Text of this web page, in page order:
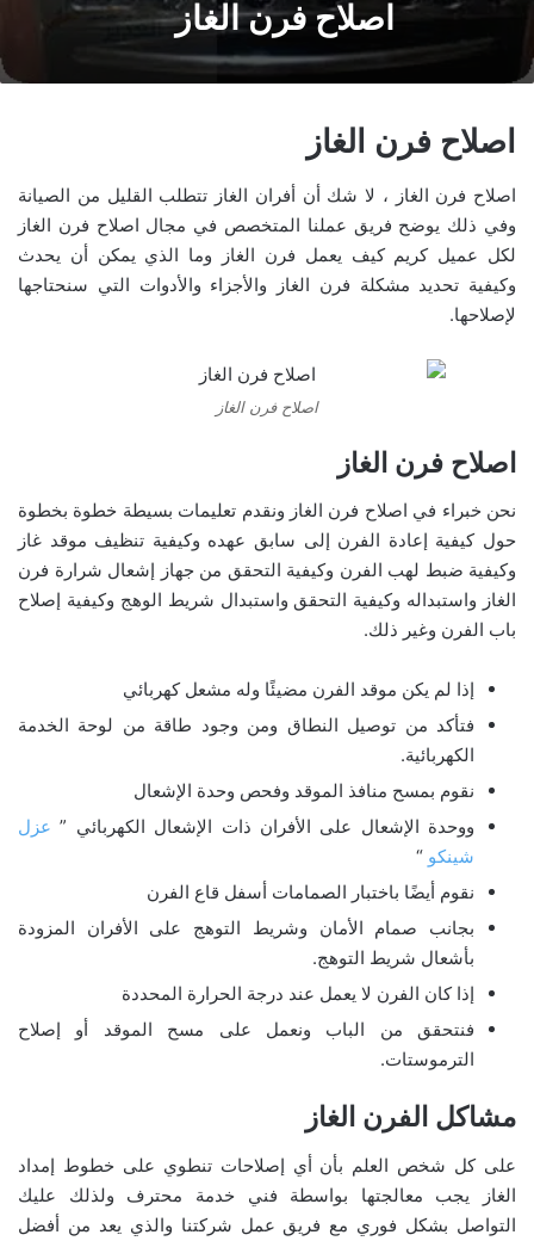
اصلاح فرن الغاز
اصلاح فرن الغاز
اصلاح فرن الغاز ، لا شك أن أفران الغاز تتطلب القليل من الصيانة
وفي ذلك يوضح فريق عملنا المتخصص في مجال اصلاح فرن الغاز
لكل عميل كريم كيف يعمل فرن الغاز وما الذي يمكن أن يحدث
وكيفية تحديد مشكلة فرن الغاز والأجزاء والأدوات التي سنحتاجها
لإصلاحها.
اصلاح فرن الغاز
اصلاح فرن الغاز
نحن خبراء في اصلاح فرن الغاز ونقدم تعليمات بسيطة خطوة بخطوة
حول كيفية إعادة الفرن إلى سابق عهده وكيفية تنظيف موقد غاز
وكيفية ضبط لهب الفرن وكيفية التحقق من جهاز إشعال شرارة فرن
الغاز واستبداله وكيفية التحقق واستبدال شريط الوهج وكيفية إصلاح
باب الفرن وغير ذلك.
إذا لم يكن موقد الفرن مضيئًا وله مشعل كهربائي
فتأكد من توصيل النطاق ومن وجود طاقة من لوحة الخدمة
الكهربائية.
نقوم بمسح منافذ الموقد وفحص وحدة الإشعال
ووحدة الإشعال على الأفران ذات الإشعال الكهربائي ” عزل
شينكو “
نقوم أيضًا باختبار الصمامات أسفل قاع الفرن
بجانب صمام الأمان وشريط التوهج على الأفران المزودة
بأشعال شريط التوهج.
إذا كان الفرن لا يعمل عند درجة الحرارة المحددة
فنتحقق من الباب ونعمل على مسح الموقد أو إصلاح
الترموستات.
مشاكل الفرن الغاز
على كل شخص العلم بأن أي إصلاحات تنطوي على خطوط إمداد
الغاز يجب معالجتها بواسطة فني خدمة محترف ولذلك عليك
التواصل بشكل فوري مع فريق عمل شركتنا والذي يعد من أفضل